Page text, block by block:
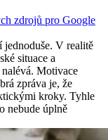
zdrojů pro Google
jednoduše. V realitě
situace a
Motivace
zpráva je, že
kroky. Tyhle
nebude úplně